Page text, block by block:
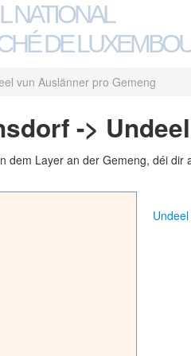
NATIONAL
DE
vun Auslänner pro Gemeng
->
dem Layer an der Gemeng, déi